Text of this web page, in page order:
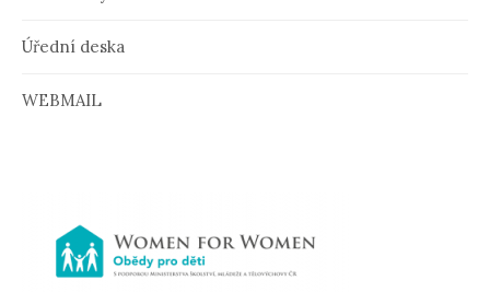
s
p
Úřední deska
WEBMAIL